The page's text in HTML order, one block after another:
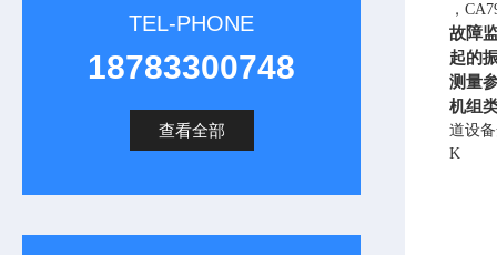
TEL-PHONE
18783300748
查看全部
，
故障
起的
测量
机组
道设
K